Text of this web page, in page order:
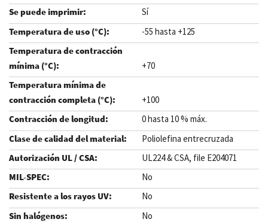
Sí
-55 hasta +125
+70
+100
0 hasta 10 % máx.
Poliolefina entrecruzada
UL224 & CSA, file E204071
No
No
No